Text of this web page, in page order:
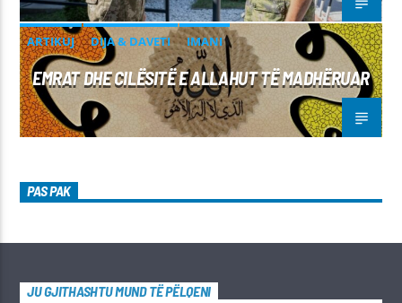
ARTIKUJ DIJA & DAVETI IMANI
EMRAT DHE CILËSITË E ALLAHUT TË MADHËRUAR
PAS PAK
JU GJITHASHTU MUND TË PËLQENI